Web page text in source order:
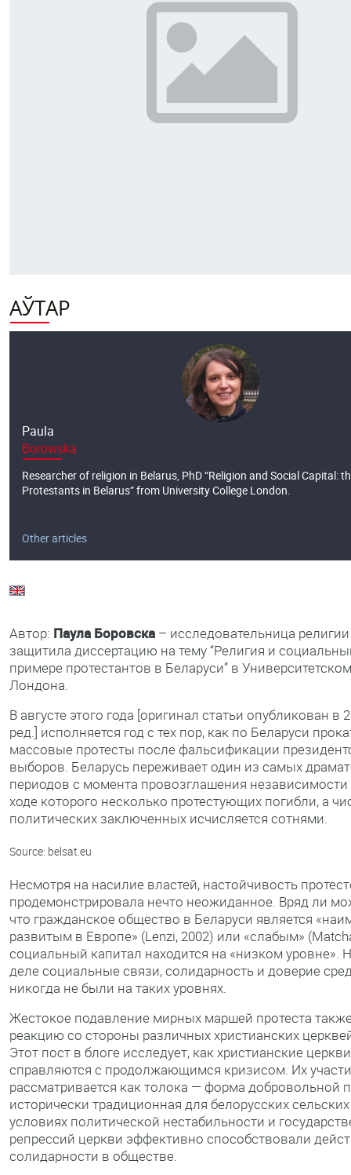
АЎТАР
Paula
Borowska
Researcher of religion in Belarus, PhD “Religion and Social Capital:
Protestants in Belarus” from University College London.
Other articles
Автор: Паула Боровска– исследовательница
защитила диссертацию на тему “Религия и
примере протестантов в Беларуси” в
Лондона.
В августе этого года [оригинал статьи опубликован в
ред.] исполняется год с тех пор, как по Беларуси
массовые протесты после фальсификации
выборов. Беларусь переживает один из самых
периодов с момента провозглашения независимости
ходе которого несколько протестующих погибли, а
политических заключенных исчисляется сотнями.
Source: belsat.eu
Несмотря на насилие властей, настойчивость
продемонстрировала нечто неожиданное. Вряд ли
что гражданское общество в Беларуси является
развитым в Европе» (Lenzi, 2002) или «слабым»
социальный капитал находится на «низком уровне».
деле социальные связи, солидарность и доверие
никогда не были на таких уровнях.
Жестокое подавление мирных маршей протеста
реакцию со стороны различных христианских
Этот пост в блоге исследует, как христианские церкви
справляются с продолжающимся кризисом. Их
рассматривается как толока — форма добровольной
исторически традиционная для белорусских
условиях политической нестабильности и
репрессий церкви эффективно способствовали
солидарности в обществе.